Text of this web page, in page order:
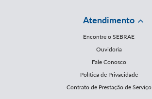
Atendimento
Encontre o SEBRAE
Ouvidoria
Fale Conosco
Política de Privacidade
Contrato de Prestação de Serviço